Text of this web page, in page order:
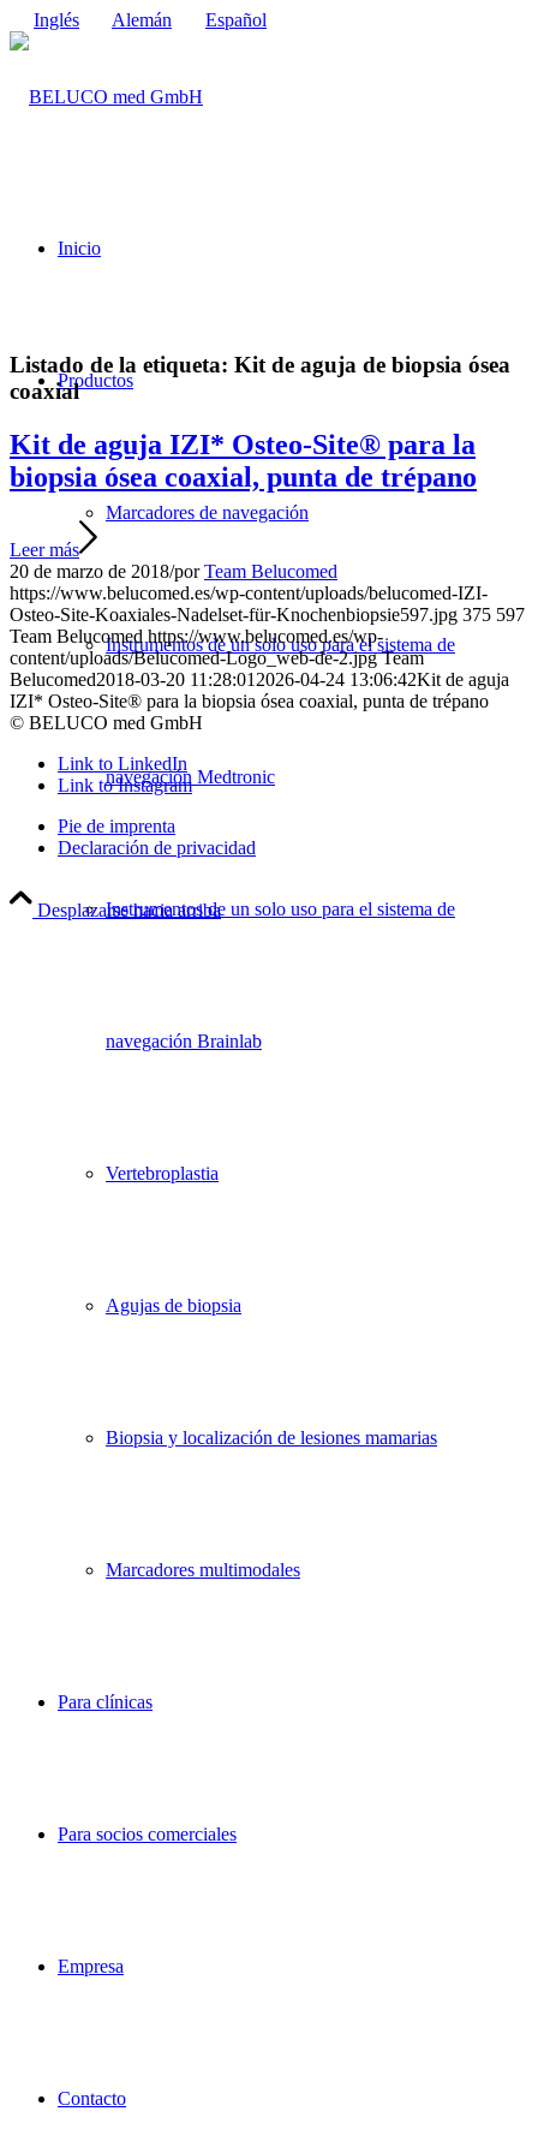
Inglés Alemán Español
Inicio
Productos
Marcadores de navegación
Instrumentos de un solo uso para el sistema de
navegación Medtronic
Instrumentos de un solo uso para el sistema de
navegación Brainlab
Vertebroplastia
Agujas de biopsia
Biopsia y localización de lesiones mamarias
Marcadores multimodales
Para clínicas
Para socios comerciales
Empresa
Contacto
Listado de la etiqueta: Kit de aguja de biopsia ósea
coaxial
Kit de aguja IZI* Osteo-Site® para la
biopsia ósea coaxial, punta de trépano
Leer más
20 de marzo de 2018/porTeam Belucomed
https://www.belucomed.es/wp-content/uploads/belucomed-IZI-
Osteo-Site-Koaxiales-Nadelset-für-Knochenbiopsie597.jpg 375 597
Team Belucomed https://www.belucomed.es/wp-
content/uploads/Belucomed-Logo_web-de-2.jpg Team
Belucomed2018-03-20 11:28:01 2026-04-24 13:06:42Kit de aguja
IZI* Osteo-Site® para la biopsia ósea coaxial, punta de trépano
© BELUCO med GmbH
Link to LinkedIn
Link to Instagram
Pie de imprenta
Declaración de privacidad
Desplazarse hacia arriba